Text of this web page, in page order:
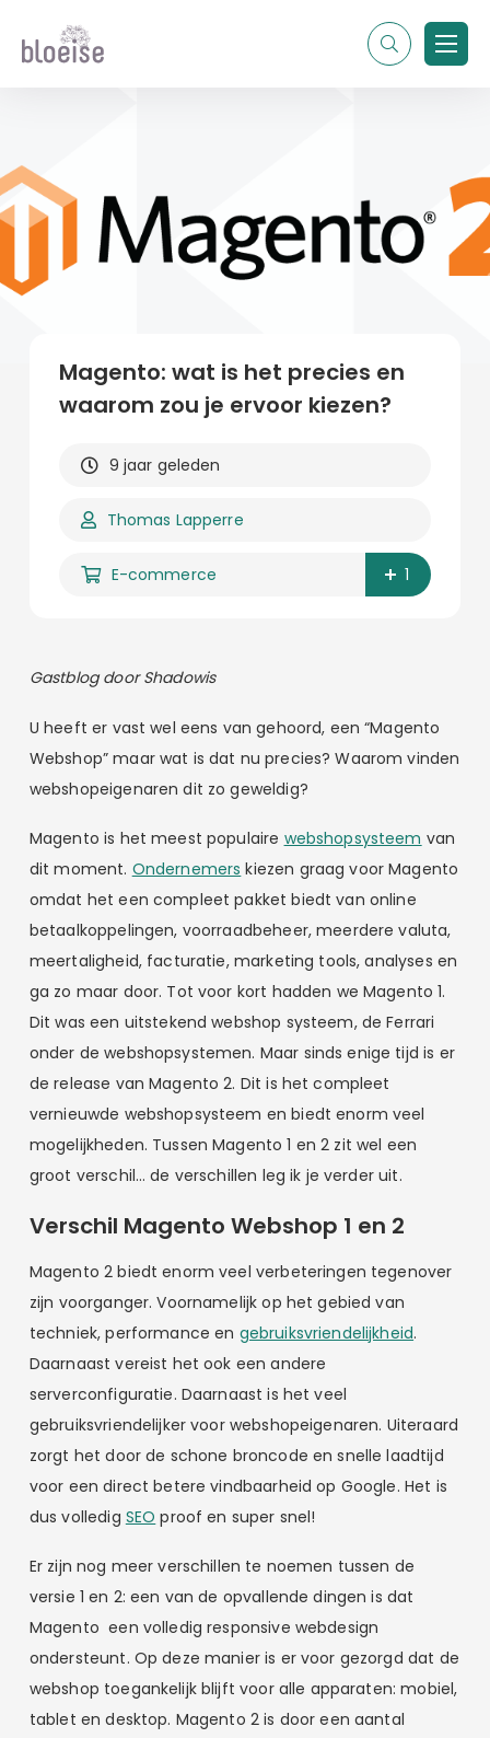
Online marketing
Branches
Marketing
Magento: wat is het precies en
waarom zou je ervoor kiezen?
9 jaar geleden
Thomas Lapperre
E-commerce 1
Gastblog door Shadowis
U heeft er vast wel eens van gehoord, een “Magento
Webshop” maar wat is dat nu precies? Waarom vinden
webshopeigenaren dit zo geweldig?
Magento is het meest populaire webshopsysteem van
dit moment. Ondernemers kiezen graag voor Magento
omdat het een compleet pakket biedt van online
betaalkoppelingen, voorraadbeheer, meerdere valuta,
meertaligheid, facturatie, marketing tools, analyses en
ga zo maar door. Tot voor kort hadden we Magento 1.
Dit was een uitstekend webshop systeem, de Ferrari
onder de webshopsystemen. Maar sinds enige tijd is er
de release van Magento 2. Dit is het compleet
vernieuwde webshopsysteem en biedt enorm veel
mogelijkheden. Tussen Magento 1 en 2 zit wel een
groot verschil… de verschillen leg ik je verder uit.
Verschil Magento Webshop 1 en 2
Magento 2 biedt enorm veel verbeteringen tegenover
zijn voorganger. Voornamelijk op het gebied van
techniek, performance en gebruiksvriendelijkheid.
Daarnaast vereist het ook een andere
serverconfiguratie. Daarnaast is het veel
gebruiksvriendelijker voor webshopeigenaren. Uiteraard
zorgt het door de schone broncode en snelle laadtijd
voor een direct betere vindbaarheid op Google. Het is
dus volledig SEO proof en super snel!
Er zijn nog meer verschillen te noemen tussen de
versie 1 en 2: een van de opvallende dingen is dat
Magento een volledig responsive webdesign
ondersteunt. Op deze manier is er voor gezorgd dat de
webshop toegankelijk blijft voor alle apparaten: mobiel,
tablet en desktop. Magento 2 is door een aantal